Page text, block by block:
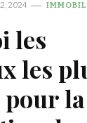
2024
les
les
la